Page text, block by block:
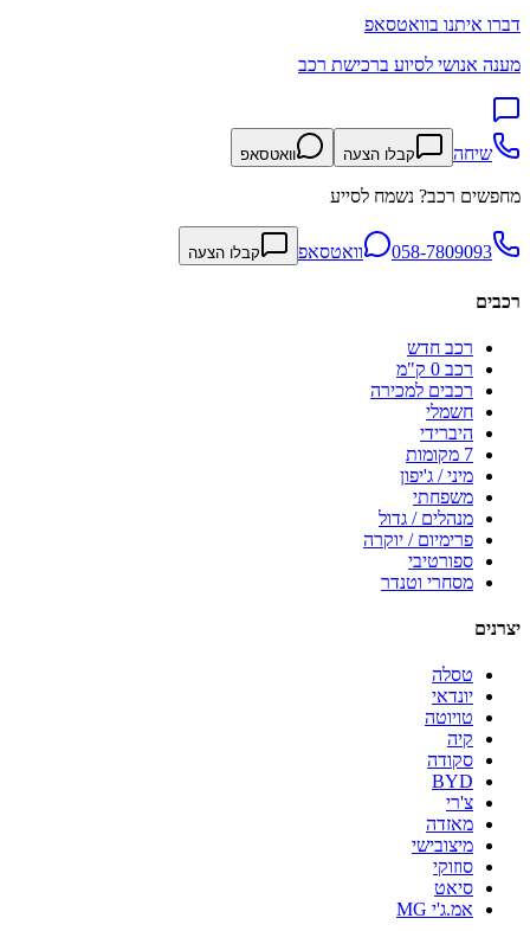
דברו איתנו בוואטסאפ
מענה אנושי לסיוע ברכישת רכב
שיחה קבלו הצעה וואטסאפ
מחפשים רכב? נשמח לסייע
058-7809093 וואטסאפ קבלו הצעה
רכבים
רכב חדש
רכב 0 ק"מ
רכבים למכירה
חשמלי
היברידי
7 מקומות
מיני / ג'יפון
משפחתי
מנהלים / גדול
פרימיום / יוקרה
ספורטיבי
מסחרי וטנדר
יצרנים
טסלה
יונדאי
טויוטה
קיה
סקודה
BYD
צ'רי
מאזדה
מיצובישי
סוזוקי
סיאט
אמ.ג'י MG